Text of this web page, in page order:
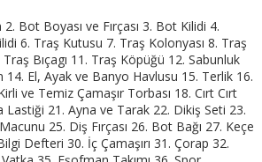
2. Bot Boyası ve Fırçası 3. Bot Kilidi 4.
6. Traş Kutusu 7. Traş Kolonyası 8. Traş
Traş Bıçagı 11. Traş Köpüğü 12. Sabunluk
14. El, Ayak ve Banyo Havlusu 15. Terlik 16.
ve Temiz Çamaşır Torbası 18. Cırt Cırt
Lastiği 21. Ayna ve Tarak 22. Dikiş Seti 23.
25. Diş Fırçası 26. Bot Bağı 27. Keçe
Defteri 30. İç Çamaşırı 31. Çorap 32.